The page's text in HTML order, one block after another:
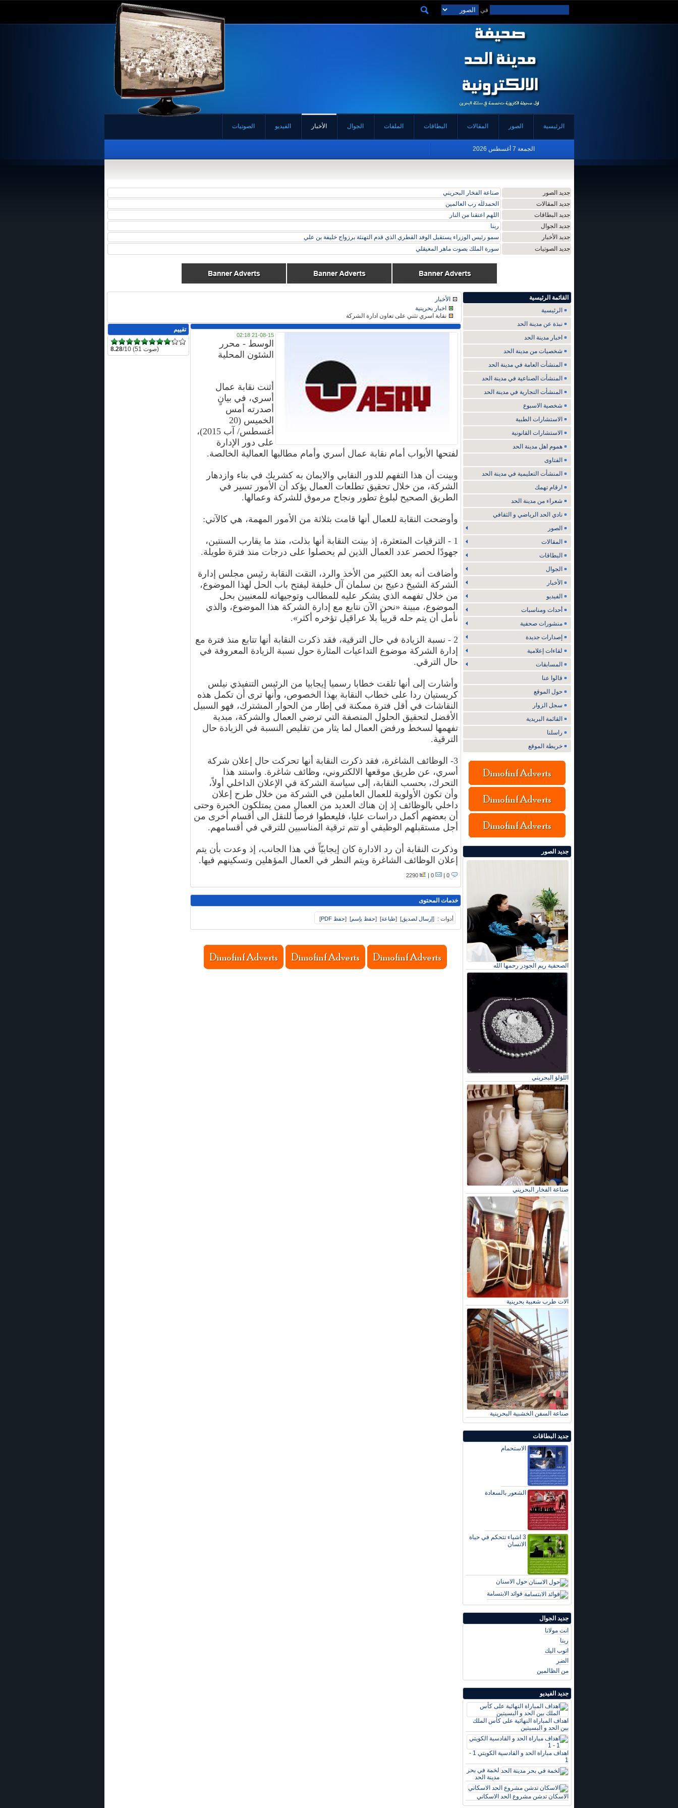
في
الرئيسية الصور المقالات البطاقات الملفات الجوال الأخبار الفيديو الصوتيات
الجمعة 7 أغسطس 2026
جديد الصور
صناعة الفخار البحريني
جديد المقالات
الحمدللّه رب العالمين
جديد البطاقات
اللهم اعتقنا من النار
جديد الجوال
ربنا
جديد الأخبار
سمو رئيس الوزراء يستقبل الوفد القطري الذي قدم التهنئة برزواج خليفة بن علي
جديد الصوتيات
سورة الملك بصوت ماهر المعيقلي
القائمة الرئيسية
الرئيسية
نبذة عن مدينة الحد
اخبار مدينة الحد
شخصيات من مدينة الحد
المنشأت العامة في مدينة الحد
المنشأت الصناعية في مدينة الحد
المنشأت التجارية في مدينة الحد
شخصية الاسبوع
الاستشارات الطبية
الاستشارات القانونية
هموم اهل مدينة الحد
الفتاوى
المنشأت التعليمية في مدينة الحد
ارقام تهمك
شعراء من مدينة الحد
نادي الحد الرياضي و الثقافي
الصور
المقالات
البطاقات
الجوال
الأخبار
الفيديو
أحداث ومناسبات
منشورات صحفية
إصدارات جديدة
لقاءات إعلامية
المسابقات
قالوا عنا
حول الموقع
سجل الزوار
القائمة البريدية
راسلنا
خريطة الموقع
جديد الصور
الصحفية ريم الجودر رحمها الله
اللؤلؤ البحريني
صناعة الفخار البحريني
الات طرب شعبية بحرينية
صناعة السفن الخشبية البحرينية
جديد البطاقات
الاستحمام
الشعور بالسعادة
3 اشياء تتحكم في حياة
الانسان
حول الاسنان
فوائد الابتسامة
جديد الجوال
انت مولانا
ربنا
اتوب اليك
الضر
من الظالمين
جديد الفيديو
اهداف المباراة النهائية على كأس الملك
بين الحد و البسيتين
اهداف مباراة الحد و القادسية الكويتي 1 -
1
لخمة في بحر
مدينة الحد
الاسكان تدشن مشروع الحد الاسكاني
الأخبار
اخبار بحرينية
نقابة اسري تثني على تعاون ادارة الشركة
21-08-15 02:18
الوسط - محرر
الشئون المحلية
أثنت نقابة عمال
أسري، في بيانٍ
أصدرته أمس
الخميس (20
أغسطس/ آب 2015)،
على دور الإدارة
لفتحها الأبواب أمام نقابة عمال أسري وأمام مطالبها العمالية الخالصة.
وبينت أن هذا التفهم للدور النقابي والايمان به كشريك في بناء وازدهار
الشركة، من خلال تحقيق تطلعات العمال يؤكد أن الأمور تسير في
الطريق الصحيح لبلوغ تطور ونجاح مرموق للشركة وعمالها.
وأوضحت النقابة للعمال أنها قامت بثلاثة من الأمور المهمة، هي كالآتي:
1 - الترقيات المتعثرة، إذ بينت النقابة أنها بذلت، منذ ما يقارب السنتين،
جهودًا لحصر عدد العمال الذين لم يحصلوا على درجات منذ فترة طويلة.
وأضافت أنه بعد الكثير من الأخذ والرد، التقت النقابة رئيس مجلس إدارة
الشركة الشيخ دعيج بن سلمان آل خليفة ليفتح باب الحل لهذا الموضوع،
من خلال تفهمه الذي يشكر عليه للمطالب وتوجيهاته للمعنيين بحل
الموضوع، مبينة «نحن الآن نتابع مع إدارة الشركة هذا الموضوع، والذي
نأمل أن يتم حله قريباً بلا عراقيل تؤخره أكثر».
2 - نسبة الزيادة في حال الترقية، فقد ذكرت النقابة أنها تتابع منذ فترة مع
إدارة الشركة موضوع التداعيات المثارة حول نسبة الزيادة المعروفة في
حال الترقي.
وأشارت إلى أنها تلقت خطابا رسميا إيجابيا من الرئيس التنفيذي نيلس
كريستيان ردا على خطاب النقابة بهذا الخصوص، وأنها ترى أن تكمل هذه
النقاشات في أقل فترة ممكنة في إطار من الحوار المشترك، فهو السبيل
الأفضل لتحقيق الحلول المنصفة التي ترضي العمال والشركة، مبدية
تفهمها لسخط ورفض العمال لما يثار من تقليص النسبة في الزيادة حال
الترقية.
3- الوظائف الشاغرة، فقد ذكرت النقابة أنها تحركت حال إعلان شركة
أسري، عن طريق موقعها الالكتروني، وظائف شاغرة. واستند هذا
التحرك، بحسب النقابة، إلى سياسة الشركة في الإعلان الداخلي أولاً،
وأن تكون الأولوية للعمال العاملين في الشركة من خلال طرح إعلان
داخلي بالوظائف إذ إن هناك العديد من العمال ممن يمتلكون الخبرة وحتى
أن بعضهم أكمل دراسات عليا، فليعطوا فرصاً للنقل الى أقسام أخرى من
أجل مستقبلهم الوظيفي أو تتم ترقية المناسبين للترقي في أقسامهم.
وذكرت النقابة أن رد الادارة كان إيجابيّاً في هذا الجانب، إذ وعدت بأن يتم
إعلان الوظائف الشاغرة ويتم النظر في العمال المؤهلين وتسكينهم فيها.
0 |
0 |
2290
خدمات المحتوى
أدوات : [إرسال لصديق]
[طباعة]
[حفظ بإسم]
[حفظ PDF ]
تقييم
8.28 /10 (51 صوت)